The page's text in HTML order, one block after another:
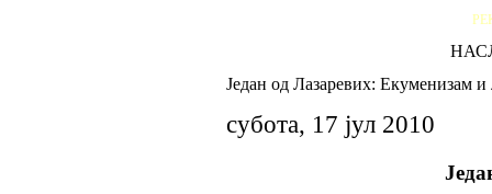
Један од Лазаревих: Екуменизам и
субота, 17 јул 2010